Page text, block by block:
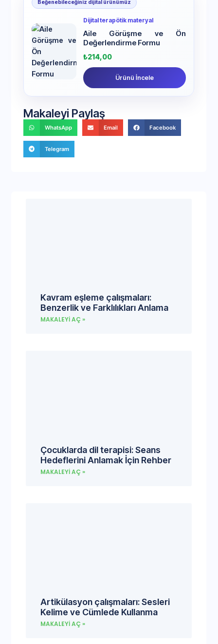
Beğenebileceğiniz dijital ürünümüz
Dijital terapötik materyal
Aile Görüşme ve Ön
Değerlendirme Formu
₺214,00
Ürünü İncele
Makaleyi Paylaş
WhatsApp Email Facebook
Telegram
Kavram eşleme çalışmaları:
Benzerlik ve Farklılıkları Anlama
MAKALEYI AÇ »
Çocuklarda dil terapisi: Seans
Hedeflerini Anlamak İçin Rehber
MAKALEYI AÇ »
Artikülasyon çalışmaları: Sesleri
Kelime ve Cümlede Kullanma
MAKALEYI AÇ »